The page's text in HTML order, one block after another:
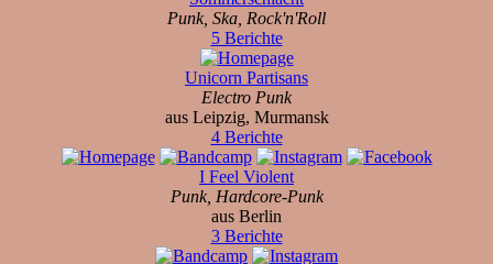
Punk, Ska, Rock'n'Roll
5 Berichte
Unicorn Partisans
Electro Punk
aus Leipzig, Murmansk
4 Berichte
I Feel Violent
Punk, Hardcore-Punk
aus Berlin
3 Berichte